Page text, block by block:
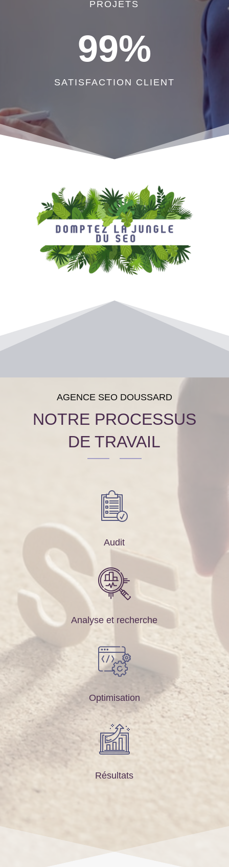
PROJETS
99%
SATISFACTION CLIENT
AGENCE SEO DOUSSARD
NOTRE PROCESSUS
DE TRAVAIL
Audit
Analyse et recherche
Optimisation
Résultats